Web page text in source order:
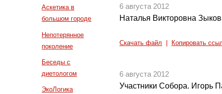
Аскетика в
большом городе
Непотерянное
поколение
Беседы с
диетологом
ЭкоЛогика
6 августа 2012
Наталья Викторовна
Скачать файл Копировать
6 августа 2012
Участники Собора. Игорь